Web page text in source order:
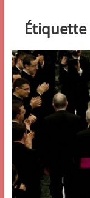
Étiquette